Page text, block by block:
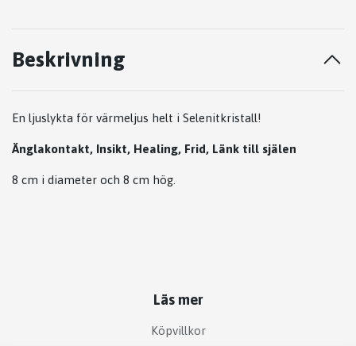
Beskrivning
En ljuslykta för värmeljus helt i Selenitkristall!
Änglakontakt, Insikt, Healing, Frid, Länk till själen
8 cm i diameter och 8 cm hög.
Läs mer
Köpvillkor